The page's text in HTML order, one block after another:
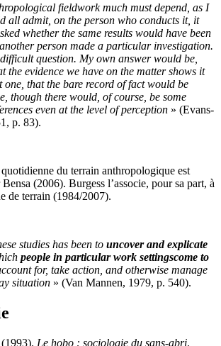
fieldwork much must depend, as I
all admit, on the person who conducts it, it
whether the same results would have been
person made a particular investigation.
question. My own answer would be,
the evidence we have on the matter shows it
one, that the bare record of fact would be
though there would, of course, be some
even at the level of perception » (Evans-
p. 83).
du terrain anthropologique est
(2006). Burgess l’associe, pour sa part, à
de terrain (1984/2007).
studies has been to uncover and explicate
people in particular work settingscome to
for, take action, and otherwise manage
situation » (Van Mannen, 1979, p. 540).
Le hobo : sociologie du sans-abri.